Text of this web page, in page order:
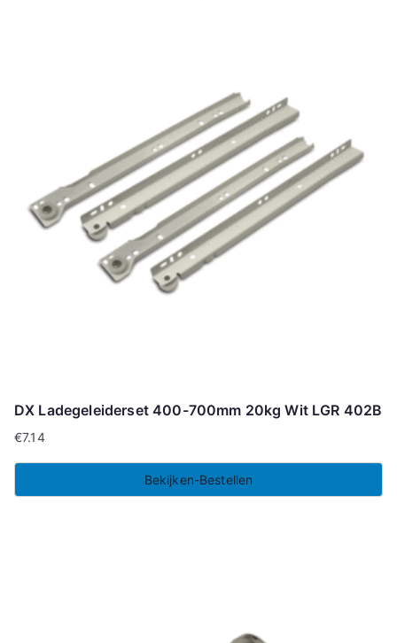
DX Ladegeleiderset 400-700mm 20kg Wit LGR 402B
€7.14
Bekijken-Bestellen